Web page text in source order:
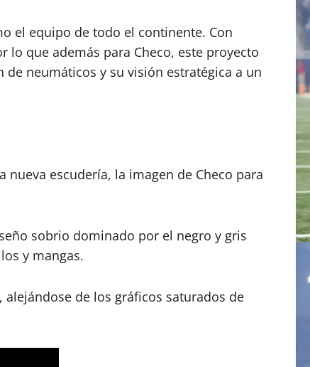
el equipo de todo el continente. Con
lo que además para Checo, este proyecto
neumáticos y su visión estratégica a un
nueva escudería, la imagen de Checo para
sobrio dominado por el negro y gris
y mangas.
de los gráficos saturados de